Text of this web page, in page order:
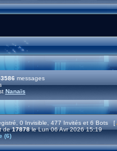
messages
Nanaïs
0 Invisible, 477 Invités et 6 Bots [
de17878le Lun 06 Avr 2026 15:19
(6)